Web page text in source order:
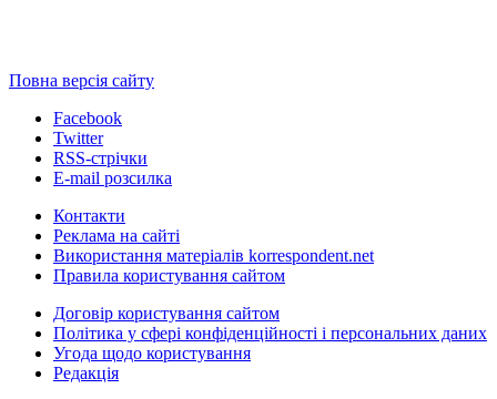
Повна версія сайту
Facebook
Twitter
RSS-стрічки
E-mail розсилка
Контакти
Реклама на сайті
Використання матеріалів korrespondent.net
Правила користування сайтом
Договір користування сайтом
Політика у сфері конфіденційності і персональних даних
Угода щодо користування
Редакція